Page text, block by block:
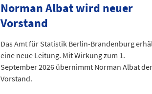
Norman Albat wird neuer
Vorstand
Das Amt für Statistik Berlin-Brandenburg
eine neue Leitung. Mit Wirkung zum 1.
September 2026 übernimmt Norman Albat
Vorstand.